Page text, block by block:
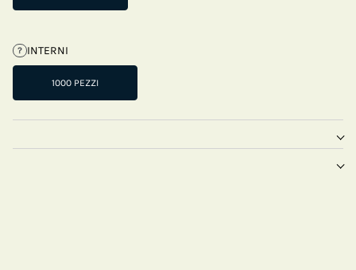
? INTERNI
1000 PEZZI